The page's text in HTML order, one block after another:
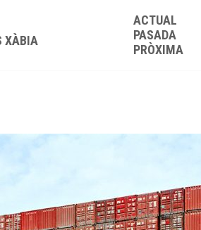
XÀBIA
ACTUAL
PASADA
PRÒXIMA